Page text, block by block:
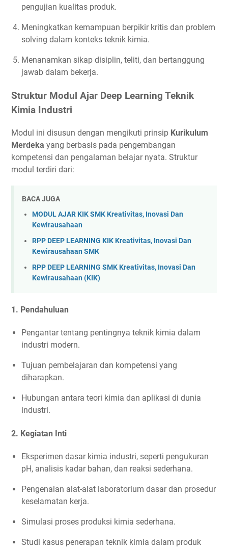
pengujian kualitas produk.
Meningkatkan kemampuan berpikir kritis dan problem
solving dalam konteks teknik kimia.
Menanamkan sikap disiplin, teliti, dan bertanggung
jawab dalam bekerja.
Struktur Modul Ajar Deep Learning Teknik
Kimia Industri
Modul ini disusun dengan mengikuti prinsip Kurikulum
Merdeka yang berbasis pada pengembangan
kompetensi dan pengalaman belajar nyata. Struktur
modul terdiri dari:
BACA JUGA
MODUL AJAR KIK SMK Kreativitas, Inovasi Dan
Kewirausahaan
RPP DEEP LEARNING KIK Kreativitas, Inovasi Dan
Kewirausahaan SMK
RPP DEEP LEARNING SMK Kreativitas, Inovasi Dan
Kewirausahaan (KIK)
1. Pendahuluan
Pengantar tentang pentingnya teknik kimia dalam
industri modern.
Tujuan pembelajaran dan kompetensi yang
diharapkan.
Hubungan antara teori kimia dan aplikasi di dunia
industri.
2. Kegiatan Inti
Eksperimen dasar kimia industri, seperti pengukuran
pH, analisis kadar bahan, dan reaksi sederhana.
Pengenalan alat-alat laboratorium dasar dan prosedur
keselamatan kerja.
Simulasi proses produksi kimia sederhana.
Studi kasus penerapan teknik kimia dalam produk